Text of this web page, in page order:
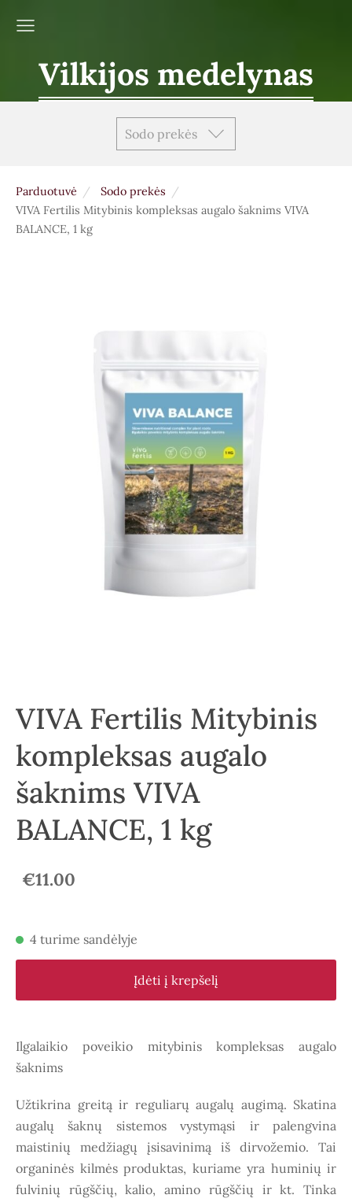
Vilkijos medelynas
Sodo prekės
Parduotuvė
Sodo prekės
VIVA Fertilis Mitybinis kompleksas augalo šaknims VIVA
BALANCE, 1 kg
VIVA Fertilis Mitybinis
kompleksas augalo
šaknims VIVA
BALANCE, 1 kg
€11.00
4 turime sandėlyje
Įdėti į krepšelį
Ilgalaikio poveikio mitybinis kompleksas augalo
šaknims
Užtikrina greitą ir reguliarų augalų augimą. Skatina
augalų šaknų sistemos vystymąsi ir palengvina
maistinių medžiagų įsisavinimą iš dirvožemio. Tai
organinės kilmės produktas, kuriame yra huminių ir
fulvinių rūgščių, kalio, amino rūgščių ir kt. Tinka